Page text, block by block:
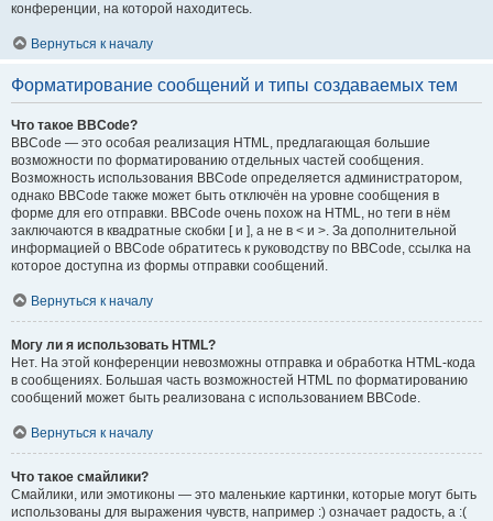
конференции, на которой находитесь.
Вернуться к началу
Форматирование сообщений и типы создаваемых тем
Что такое BBCode?
BBCode — это особая реализация HTML, предлагающая большие
возможности по форматированию отдельных частей сообщения.
Возможность использования BBCode определяется администратором,
однако BBCode также может быть отключён на уровне сообщения в
форме для его отправки. BBCode очень похож на HTML, но теги в нём
заключаются в квадратные скобки [ и ], а не в < и >. За дополнительной
информацией о BBCode обратитесь к руководству по BBCode, ссылка на
которое доступна из формы отправки сообщений.
Вернуться к началу
Могу ли я использовать HTML?
Нет. На этой конференции невозможны отправка и обработка HTML-кода
в сообщениях. Большая часть возможностей HTML по форматированию
сообщений может быть реализована с использованием BBCode.
Вернуться к началу
Что такое смайлики?
Смайлики, или эмотиконы — это маленькие картинки, которые могут быть
использованы для выражения чувств, например :) означает радость, а :(